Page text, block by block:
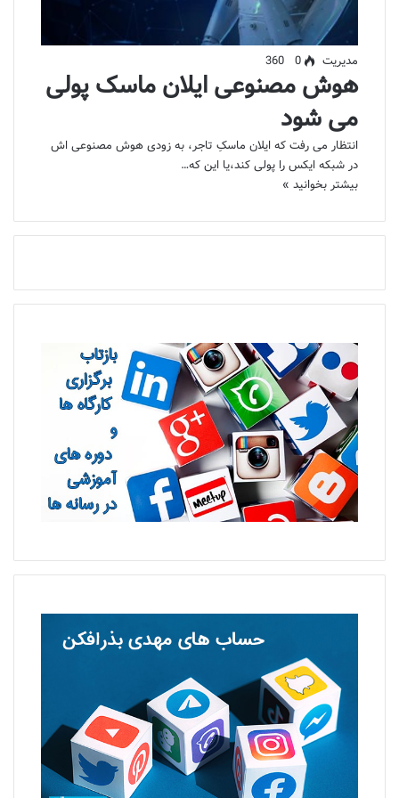
مدیریت 0
هوش مصنوعی ایلان ماسک پولی
می شود
انتظار می رفت که ایلان ماسکِ تاجر، به زودی هوش مصنوعی اش
در شبکه ایکس را پولی کند،یا این که…
بیشتر بخوانید »